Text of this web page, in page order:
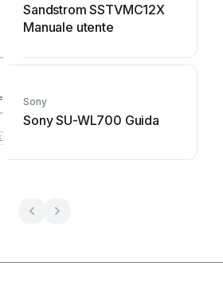
Sandstrom SSTVMC12X
Manuale utente
Sony
Sony SU-WL700 Guida